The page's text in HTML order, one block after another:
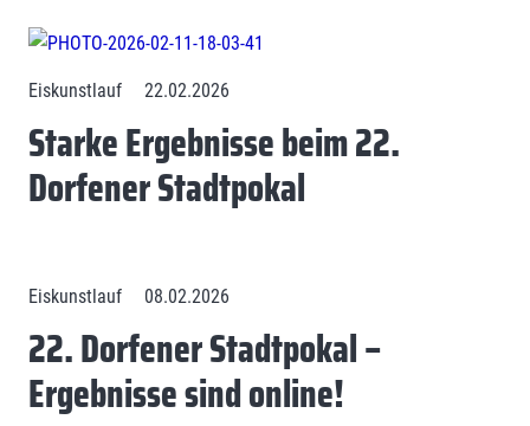
Eiskunstlauf 22.02.2026
Starke Ergebnisse beim 22.
Dorfener Stadtpokal
Eiskunstlauf 08.02.2026
22. Dorfener Stadtpokal –
Ergebnisse sind online!